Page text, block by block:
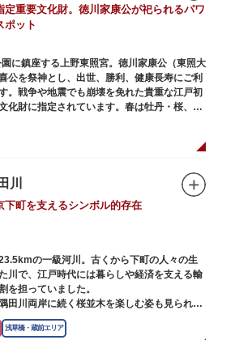
イスの山小屋風の撞球室（ビリヤード場）
ています。通常は非公開ですが、毎月15日
限定公開されています。
十郎の手によるものと伝えられている書院造
洋館を遥かにしのぐ規模でしたが、現在は
広間の1棟だけが残っています。
、建築様式同様に和洋併置式とされ、「芝
を残しています。江戸時代の石碑や手水鉢、
めた敷地全体が重要文化財に指定されていま
定重要文化財。徳川家康公が祀られるパワ
ポット
に鎮座する上野東照宮。徳川家康公（東照大
公を祭神とし、出世、勝利、健康長寿にご利
。戦争や地震でも崩壊を免れた貴重な江戸初
化財に指定されています。春は牡丹・桜、秋
詣や冬ぼたん鑑賞の地として、年間を通して
ポットです。
までお参りに行けない江戸の人々のために建
財保護のため通常は非公開ですが、特別公開
拝観を申し込んでみてはいかがでしょうか。
お守りや御朱印も授与されているので要チェ
りなど愛らしいものがありますよ。
川
下町を支えるシンボル的存在
の一級河川。古くから下町の人々の生
川で、江戸時代には暮らしや経済を支える輸
を担っていました。
田川両岸に続く桜並木を楽しむ姿も見られ、
ーションも、まさに絵になる光景です。ま
される「隅田川花火大会」は、東京の夏の
浅草橋・蔵前エリア